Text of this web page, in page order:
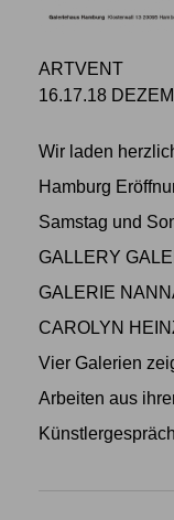
ARTVENT
16.17.18
Wir laden
Hamburg
Samstag und
GALLERY
GALERIE
CAROLYN
Vier Galerien
Arbeiten aus